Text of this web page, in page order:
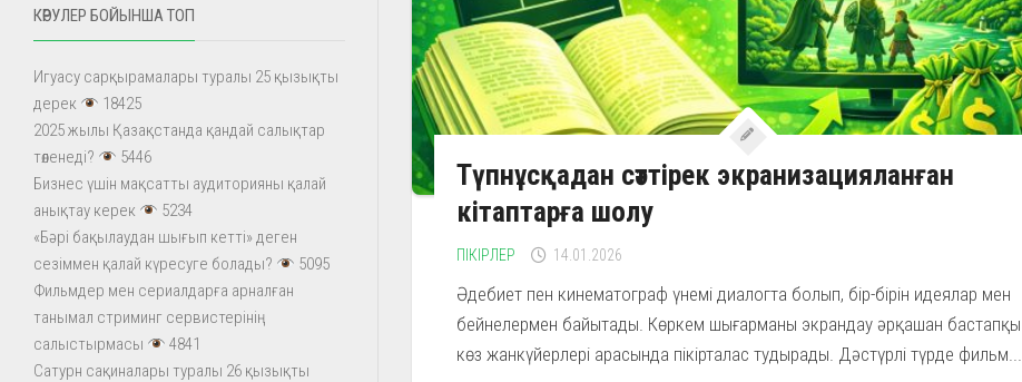
Түпнұсқадан сәттірек экранизацияланған
кітаптарға шолу
ПІКІРЛЕР 14.01.2026
Әдебиет пен кинематограф үнемі диалогта болып, бір-бірін идеялар мен
бейнелермен байытады. Көркем шығарманы экрандау әрқашан бастапқы
көз жанкүйерлері арасында пікірталас тудырады. Дәстүрлі түрде фильм...
КӨРУЛЕР БОЙЫНША ТОП
Игуасу сарқырамалары туралы 25 қызықты
дерек
18425
2025 жылы Қазақстанда қандай салықтар
төленеді?
5446
Бизнес үшін мақсатты аудиторияны қалай
анықтау керек
5234
«Бәрі бақылаудан шығып кетті» деген
сезіммен қалай күресуге болады?
5095
Фильмдер мен сериалдарға арналған
танымал стриминг сервистерінің
салыстырмасы
4841
Сатурн сақиналары туралы 26 қызықты